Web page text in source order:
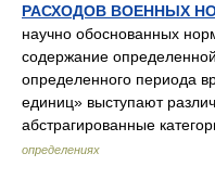
РАСХОДОВ ВОЕННЫХ
научно обоснованных
содержание
определенного периода
единиц» выступают
абстрагированные
определениях